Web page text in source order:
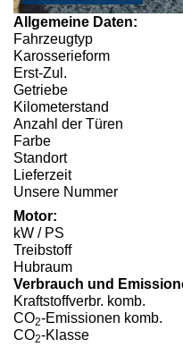
Allgemeine Daten:
Fahrzeugtyp
Karosserieform
Erst-Zul.
Getriebe
Kilometerstand
Anzahl der Türen
Farbe
Standort
Lieferzeit
Unsere Nummer
Motor:
kW / PS
Treibstoff
Hubraum
Verbrauch und
Kraftstoffverbr. komb.
CO2-Emissionen komb.
CO2-Klasse